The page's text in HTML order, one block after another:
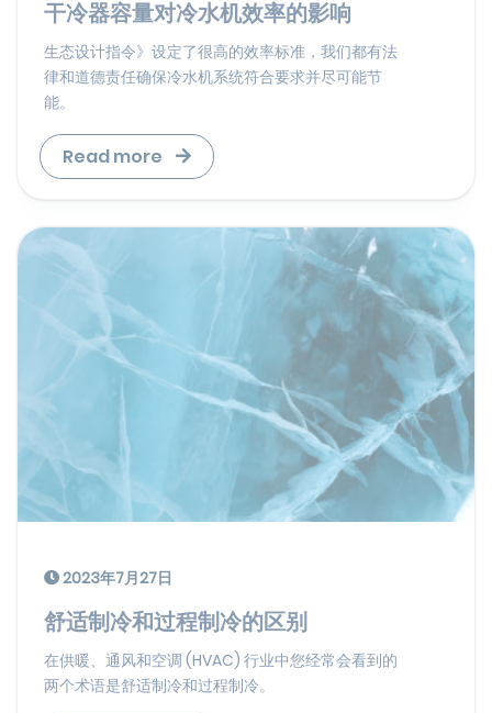
干冷器容量对冷水机效率的影响
生态设计指令》设定了很高的效率标准，我们都有法
律和道德责任确保冷水机系统符合要求并尽可能节
能。
Read more
2023年7月27日
舒适制冷和过程制冷的区别
在供暖、通风和空调 (HVAC) 行业中您经常会看到的
两个术语是舒适制冷和过程制冷。